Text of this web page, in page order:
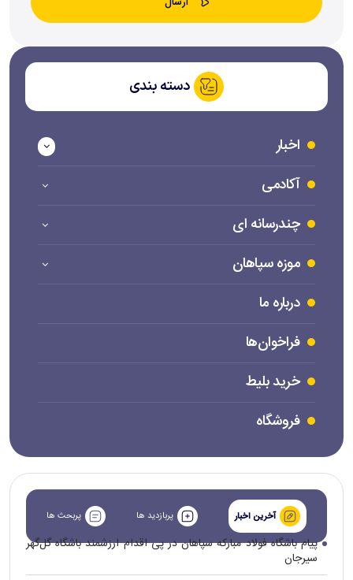
دسته بندی
اخبار
آکادمی
چندرسانه ای
موزه سپاهان
درباره ما
فراخوان‌ها
خرید بلیط
فروشگاه
آخرین اخبار پربازدید ها پربحث ها
پیام باشگاه فولاد مبارکه سپاهان در پی اقدام ارزشمند باشگاه گل‌گهر
سیرجان